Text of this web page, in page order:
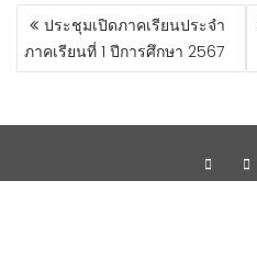
ประชุมเปิดภาคเรียนประจำ
ภาคเรียนที่ 1 ปีการศึกษา 2567